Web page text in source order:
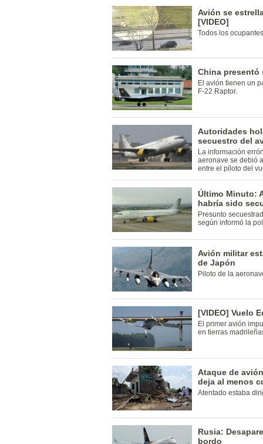
Avión se
[VIDEO]
Todos los
China presentó
El avión tienen un
F-22 Raptor.
Autoridades
secuestro del
La información
aeronave se debió
entre el piloto del
Último Minuto:
habría sido
Presunto
según informó la
Avión militar
de Japón
Piloto de la
[VIDEO] Vuelo
El primer avión
en tierras
Ataque de
deja al menos
Atentado estaba
Rusia:
bordo